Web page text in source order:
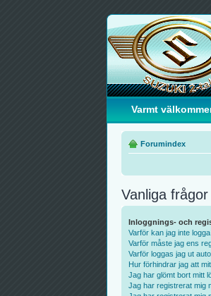
Varmt
Forumindex
Vanliga frågor
Inloggnings- och
Varför kan jag inte
Varför måste jag ens
Varför loggas jag ut
Hur förhindrar jag att
Jag har glömt bort mitt
Jag har registrerat mig